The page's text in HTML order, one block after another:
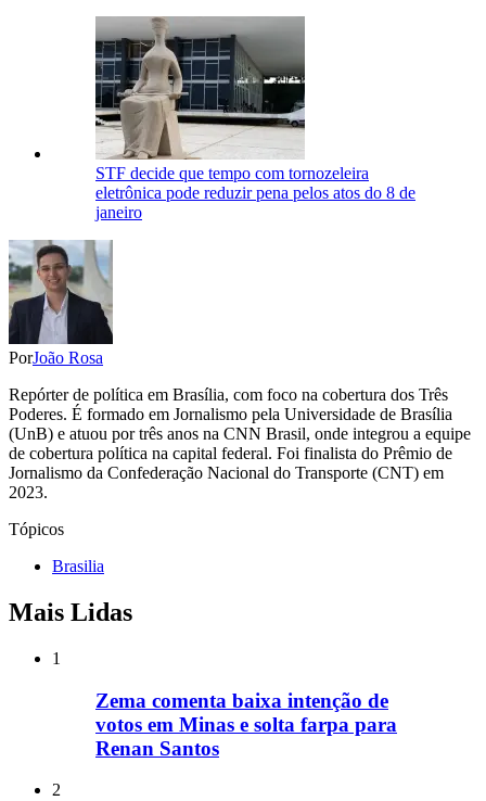
STF decide que tempo com tornozeleira
eletrônica pode reduzir pena pelos atos do 8 de
janeiro
PorJoão Rosa
Repórter de política em Brasília, com foco na cobertura dos Três
Poderes. É formado em Jornalismo pela Universidade de Brasília
(UnB) e atuou por três anos na CNN Brasil, onde integrou a equipe
de cobertura política na capital federal. Foi finalista do Prêmio de
Jornalismo da Confederação Nacional do Transporte (CNT) em
2023.
Tópicos
Brasilia
Mais Lidas
1
Zema comenta baixa intenção de
votos em Minas e solta farpa para
Renan Santos
2